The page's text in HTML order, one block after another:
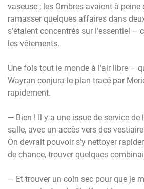
vaseuse ; les Ombres avaient à peine
ramasser quelques affaires dans
s’étaient concentrés sur l’essentiel –
les vêtements.
Une fois tout le monde à l’air libre –
Wayran conjura le plan tracé par
rapidement.
— Bien ! Il y a une issue de service de
salle, avec un accès vers des
On devrait pouvoir s’y nettoyer
de chance, trouver quelques
— Et trouver un coin sec pour que je